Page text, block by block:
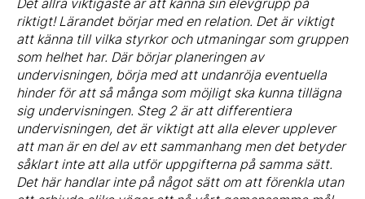
Det allra viktigaste är att känna sin elevgrupp på
riktigt! Lärandet börjar med en relation. Det är viktigt
att känna till vilka styrkor och utmaningar som gruppen
som helhet har. Där börjar planeringen av
undervisningen, börja med att undanröja eventuella
hinder för att så många som möjligt ska kunna tillägna
sig undervisningen. Steg 2 är att differentiera
undervisningen, det är viktigt att alla elever upplever
att man är en del av ett sammanhang men det betyder
såklart inte att alla utför uppgifterna på samma sätt.
Det här handlar inte på något sätt om att förenkla utan